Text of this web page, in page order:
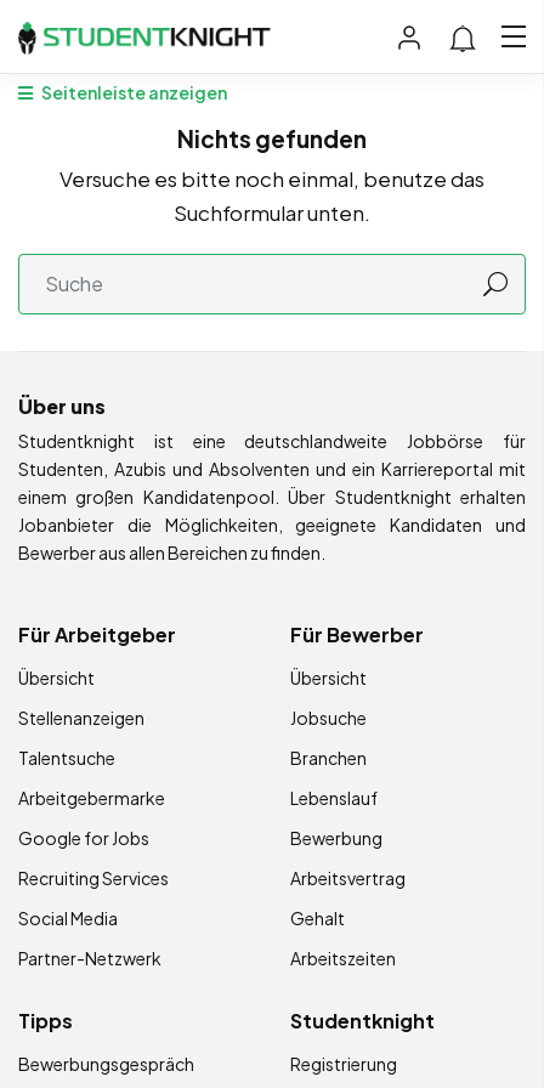
Seitenleiste anzeigen
Nichts gefunden
Versuche es bitte noch einmal, benutze das
Suchformular unten.
Über uns
Studentknight ist eine deutschlandweite Jobbörse für
Studenten, Azubis und Absolventen und ein Karriereportal mit
einem großen Kandidatenpool. Über Studentknight erhalten
Jobanbieter die Möglichkeiten, geeignete Kandidaten und
Bewerber aus allen Bereichen zu finden.
Für Arbeitgeber
Übersicht
Stellenanzeigen
Talentsuche
Arbeitgebermarke
Google for Jobs
Recruiting Services
Social Media
Partner-Netzwerk
Für Bewerber
Übersicht
Jobsuche
Branchen
Lebenslauf
Bewerbung
Arbeitsvertrag
Gehalt
Arbeitszeiten
Tipps
Bewerbungsgespräch
Studentknight
Registrierung